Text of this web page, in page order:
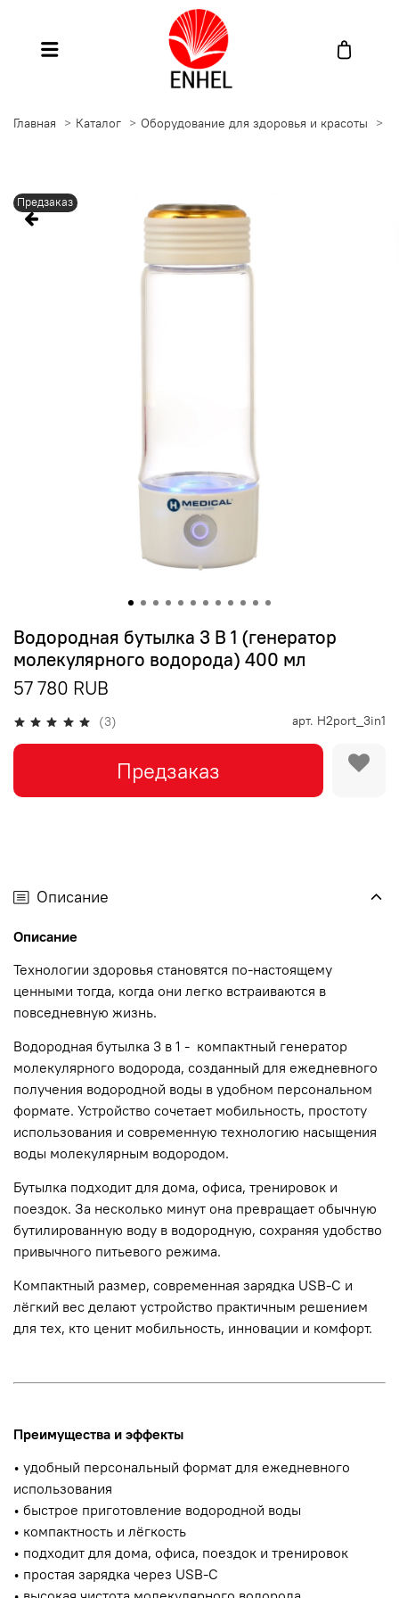
Главная Каталог Оборудование для здоровья и красоты
Предзаказ
(3) арт. H2port_3in1
Водородная бутылка 3 В 1 (генератор
молекулярного водорода) 400 мл
57 780 RUB
Предзаказ
Описание
Описание
Технологии здоровья становятся по-настоящему
ценными тогда, когда они легко встраиваются в
повседневную жизнь.
Водородная бутылка 3 в 1 - компактный генератор
молекулярного водорода, созданный для ежедневного
получения водородной воды в удобном персональном
формате. Устройство сочетает мобильность, простоту
использования и современную технологию насыщения
воды молекулярным водородом.
Бутылка подходит для дома, офиса, тренировок и
поездок. За несколько минут она превращает обычную
бутилированную воду в водородную, сохраняя удобство
привычного питьевого режима.
Компактный размер, современная зарядка USB-C и
лёгкий вес делают устройство практичным решением
для тех, кто ценит мобильность, инновации и комфорт.
Преимущества и эффекты
• удобный персональный формат для ежедневного
использования
• быстрое приготовление водородной воды
• компактность и лёгкость
• подходит для дома, офиса, поездок и тренировок
• простая зарядка через USB-C